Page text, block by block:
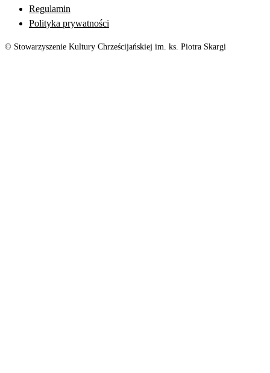
Regulamin
Polityka prywatności
© Stowarzyszenie Kultury Chrześcijańskiej im. ks. Piotra Skargi